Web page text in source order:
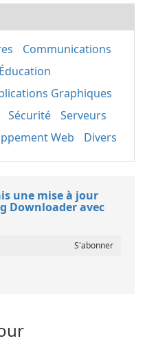
Communications
Éducation
Graphiques
Sécurité
Serveurs
Web Divers
une mise à jour
Downloader avec